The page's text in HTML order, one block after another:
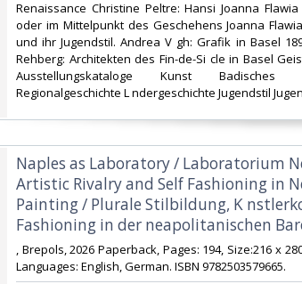
Renaissance Christine Peltre: Hansi Joanna
oder im Mittelpunkt des Geschehens Joanna
und ihr Jugendstil. Andrea V gh: Grafik in Basel
Rehberg: Architekten des Fin-de-Si cle in Basel
Ausstellungskataloge Kunst Badisches
Regionalgeschichte L ndergeschichte Jugendstil
‎Naples as Laboratory / Laboratorium
Artistic Rivalry and Self Fashioning in
Painting / Plurale Stilbildung, K
Fashioning in der neapolitanischen
‎, Brepols, 2026 Paperback, Pages: 194, Size:216 x
Languages: English, German. ISBN 9782503579665.‎